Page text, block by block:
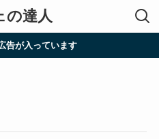
の達人
告が入っています